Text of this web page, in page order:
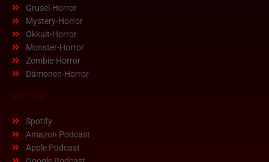
Grusel-Horror
Mystery-Horror
Okkult-Horror
Monster-Horror
Zombie-Horror
Dämonen-Horror
FOLLOW
Spotify
Amazon Podcast
Apple Podcast